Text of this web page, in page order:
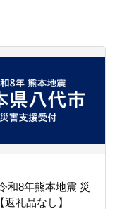
和8年熊本地震 災
礼品なし】